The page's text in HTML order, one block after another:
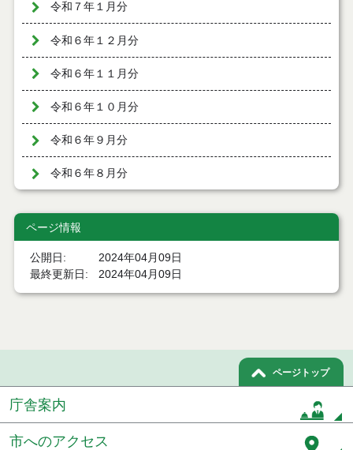
令和７年１月分
令和６年１２月分
令和６年１１月分
令和６年１０月分
令和６年９月分
令和６年８月分
令和６年６月分
令和６年５月分
令和６年２月分
令和６年１月分
ページ情報
公開日
2024年04月09日
最終更新日
2024年04月09日
ページトップ
庁舎案内
市へのアクセス